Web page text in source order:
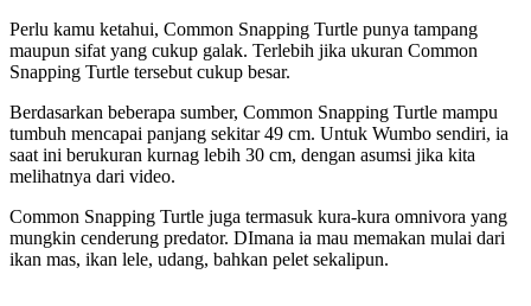
Perlu kamu ketahui, Common Snapping Turtle punya tampang
maupun sifat yang cukup galak. Terlebih jika ukuran Common
Snapping Turtle tersebut cukup besar.
Berdasarkan beberapa sumber, Common Snapping Turtle mampu
tumbuh mencapai panjang sekitar 49 cm. Untuk Wumbo sendiri, ia
saat ini berukuran kurnag lebih 30 cm, dengan asumsi jika kita
melihatnya dari video.
Common Snapping Turtle juga termasuk kura-kura omnivora yang
mungkin cenderung predator. DImana ia mau memakan mulai dari
ikan mas, ikan lele, udang, bahkan pelet sekalipun.